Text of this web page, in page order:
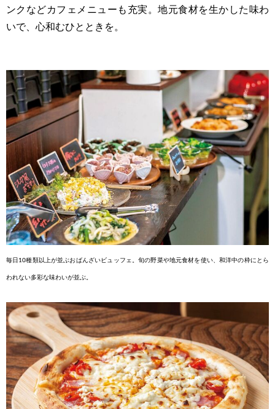
ンクなどカフェメニューも充実。地元食材を生かした味わ
いで、心和むひとときを。
毎日10種類以上が並ぶおばんざいビュッフェ。旬の野菜や地元食材を使い、和洋中の枠にとら
われない多彩な味わいが並ぶ。